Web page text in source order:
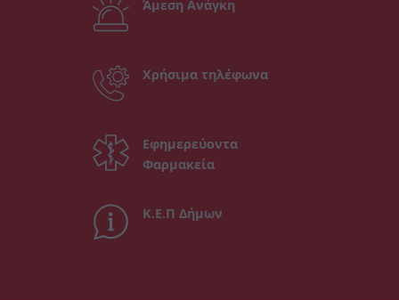
Άμεση Ανάγκη
Χρήσιμα τηλέφωνα
Εφημερεύοντα
Φαρμακεία
Κ.Ε.Π Δήμων